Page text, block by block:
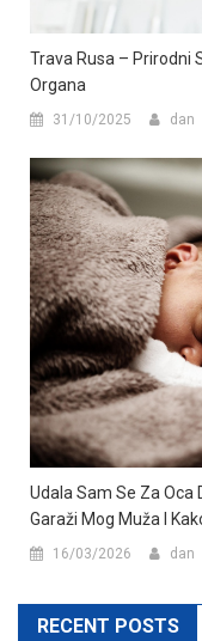
Trava Rusa – Prirodni
Organa
31/10/2025 dan
Udala Sam Se Za Oca
Garaži Mog Muža I
16/03/2026 dan
RECENT POSTS